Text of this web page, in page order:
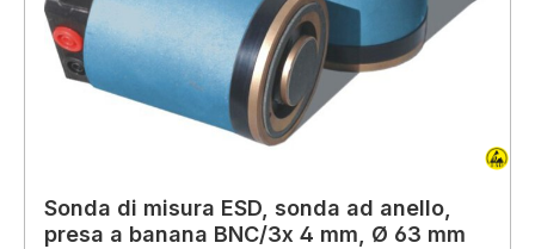
Sonda di misura ESD, sonda ad anello,
presa a banana BNC/3x 4 mm, Ø 63 mm